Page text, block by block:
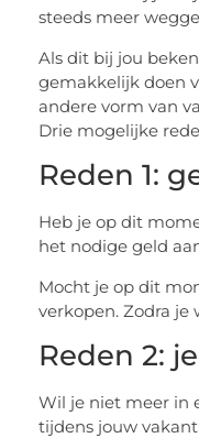
steeds meer
Als dit bij jou
gemakkelijk doen
andere vorm van
Drie mogelijke
Reden 1:
Heb je op dit
het nodige geld
Mocht je op dit
verkopen. Zodra
Reden 2:
Wil je niet meer in
tijdens jouw